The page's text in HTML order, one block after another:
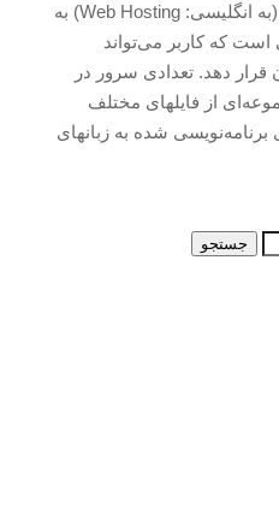
میزبانی وب یا وب هاستینگ (به انگلیسی: Web Hosting) به
که کاربر می‌تواند
قرار دهد. تعدادی سرور در
از فایلهای مختلف
برنامه‌نویسی شده به زبانهای
جستجو